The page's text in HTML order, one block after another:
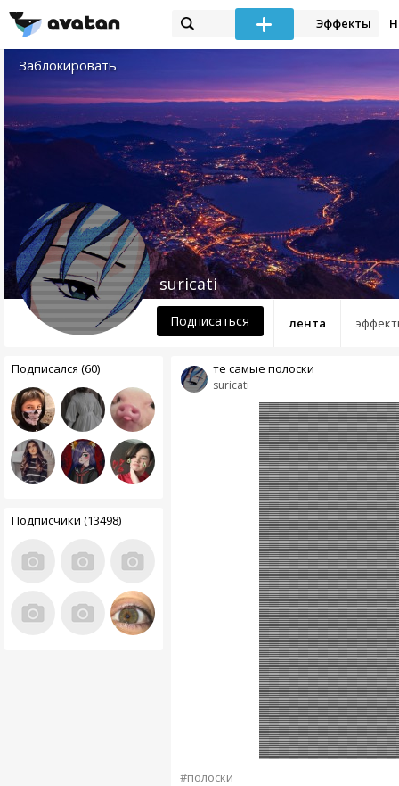
Эффекты
Заблокировать
лента
suricati
Подписаться
Подписался (60)
Подписчики (13498)
suricati
те самые полоски
#полоски